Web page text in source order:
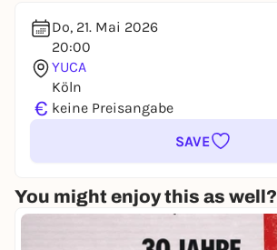
Do, 21. Mai 2026
20:00
YUCA
Köln
€ keine Preisangabe
SAVE
You might enjoy this as well?